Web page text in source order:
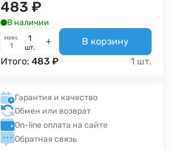
483 ₽
В наличии
мин.
1
шт.
В корзину
Итого:483 ₽ 1 шт.
Гарантия и качество
Обмен или возврат
On-line оплата на сайте
Обратная связь